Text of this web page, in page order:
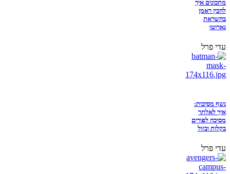
מתכונים איך
להכין ראמן
בהשראת
נארוטו
עדי פרל
נשף מסיכות:
איך לאלתר
מסיכה לפורים
בקלות ובזול
עדי פרל